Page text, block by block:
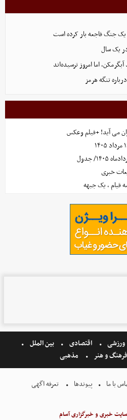
یک جنگ فاجعه بار کرده است
یک سال
اما امروز ترسیده‌اند
تنگه هرمز
می آید! +فیلم وعکس
خبری
قیام ، یک جبهه
ورزشی اقتصادی
بین الملل
فرهنگ و هنر مذهبی
با ما پیوندها تعرفه اگهی
خبری و خبرگزاری آسام